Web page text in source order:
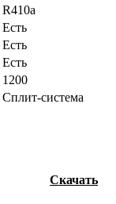
R410a
Есть
Есть
Есть
1200
Сплит-система
Скачать